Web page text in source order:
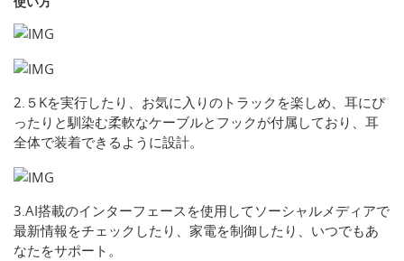
2.５Kを実行したり、お気に入りのトラックを楽しめ、耳にぴ
ったりと馴染む柔軟なケーブルとフックが付属しており、耳
全体で装着できるように設計。
3.AI搭載のインターフェースを使用してソーシャルメディアで
最新情報をチェックしたり、家電を制御したり、いつでもあ
なたをサポート。